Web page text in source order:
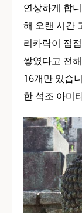
연상하게 합
해 오랜 시간
리카락이 점
쌓였다고 전
16개만 있습
한 석조 아미